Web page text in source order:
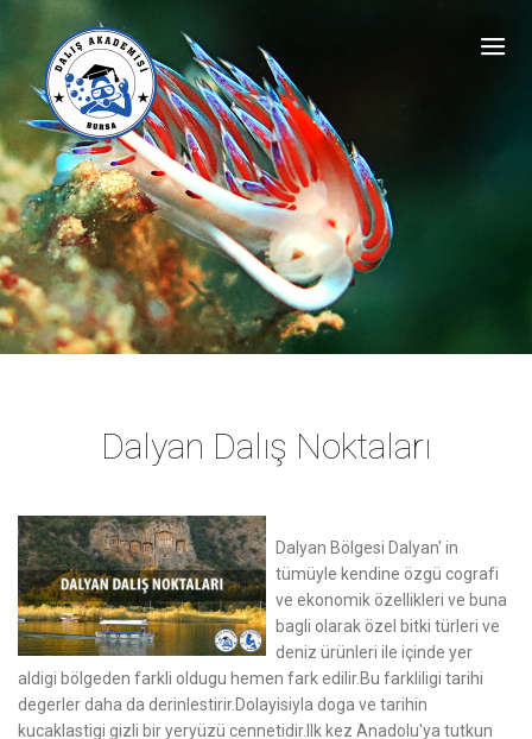
Dalyan Dalış Noktaları
Dalyan Bölgesi Dalyan' in
tümüyle kendine özgü cografi
ve ekonomik özellikleri ve buna
bagli olarak özel bitki türleri ve
deniz ürünleri ile içinde yer
aldigi bölgeden farkli oldugu hemen fark edilir.Bu farkliligi tarihi
degerler daha da derinlestirir.Dolayisiyla doga ve tarihin
kucaklastigi gizli bir yeryüzü cennetidir.Ilk kez Anadolu'ya tutkun